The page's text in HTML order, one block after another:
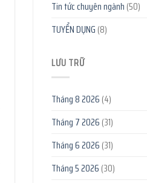
Tin tức chuyên ngành (50)
TUYỂN DỤNG (8)
LƯU TRỮ
Tháng 8 2026 (4)
Tháng 7 2026 (31)
Tháng 6 2026 (31)
Tháng 5 2026 (30)